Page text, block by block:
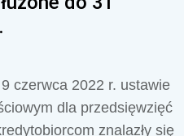
czerwca 2022 r. ustawie
dla przedsięwzięć
znalazły się